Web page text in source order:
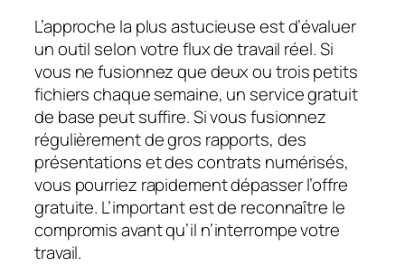
L’approche la plus astucieuse est d’évaluer
un outil selon votre flux de travail réel. Si
vous ne fusionnez que deux ou trois petits
fichiers chaque semaine, un service gratuit
de base peut suffire. Si vous fusionnez
régulièrement de gros rapports, des
présentations et des contrats numérisés,
vous pourriez rapidement dépasser l’offre
gratuite. L’important est de reconnaître le
compromis avant qu’il n’interrompe votre
travail.